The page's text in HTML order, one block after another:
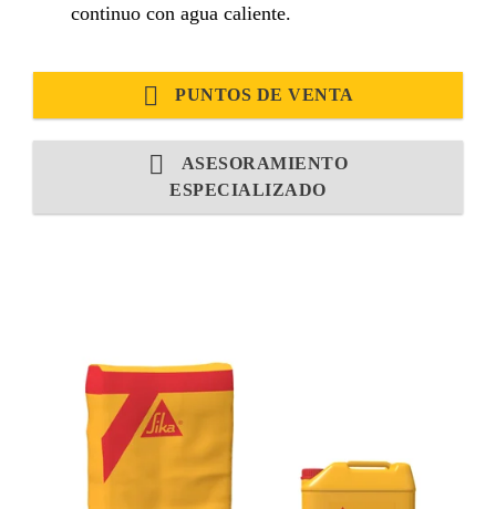
continuo con agua caliente.
PUNTOS DE VENTA
ASESORAMIENTO
ESPECIALIZADO